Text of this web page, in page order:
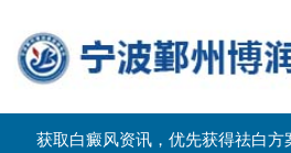
获取白癜风资讯，优先获得祛白方